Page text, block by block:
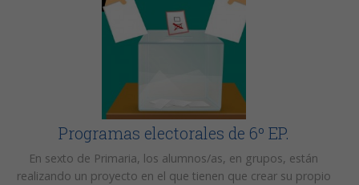
Programas electorales de 6º EP.
En sexto de Primaria, los alumnos/as, en grupos, están
realizando un proyecto en el que tienen que crear su propio